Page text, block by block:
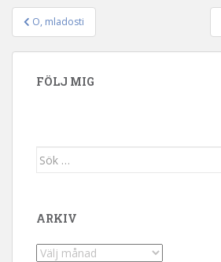
Inläggsnavigering
O, mladosti
FÖLJ MIG
Sök efter:
ARKIV
Arkiv